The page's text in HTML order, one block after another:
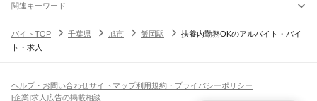
市区町村を追加・変更
千葉県すべて
千葉市
旭市習志野市柏市勝浦市市原市流山市八千代市我孫子市鴨川市鎌ケ谷市
駅を追加・変更
JR中央・総武線
市川駅本八幡駅下総中山駅 津田沼駅幕張本郷駅幕張駅
職種を追加・変更
飲食・フードサービスすべて
ホールスタッフキッチンスタッフ
人気
関連キーワード
バイトTOP
千葉県 旭市 飯岡駅
扶養内勤務OKのアルバイト・バイ
ト・求人
ヘルプ・お問い合わせサイトマップ利用規約・プライバシーポリシー
[企業]求人広告の掲載相談